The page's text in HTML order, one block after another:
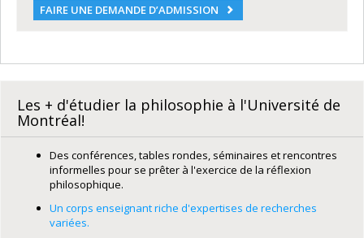
FAIRE UNE DEMANDE D’ADMISSION
Les + d'étudier la philosophie à l'Université de
Montréal!
Des conférences, tables rondes, séminaires et rencontres
informelles pour se prêter à l'exercice de la réflexion
philosophique.
Un corps enseignant riche d'expertises de recherches
variées.